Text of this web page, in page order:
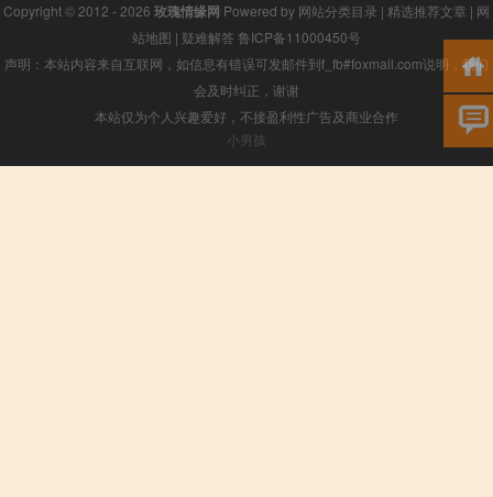
Copyright © 2012 - 2026 玫瑰情缘网 Powered by 网站分类目录 | 精选推荐文章 | 网
站地图 | 疑难解答 鲁ICP备11000450号
声明：本站内容来自互联网，如信息有错误可发邮件到f_fb#foxmail.com说明，我们
会及时纠正，谢谢
本站仅为个人兴趣爱好，不接盈利性广告及商业合作
小男孩